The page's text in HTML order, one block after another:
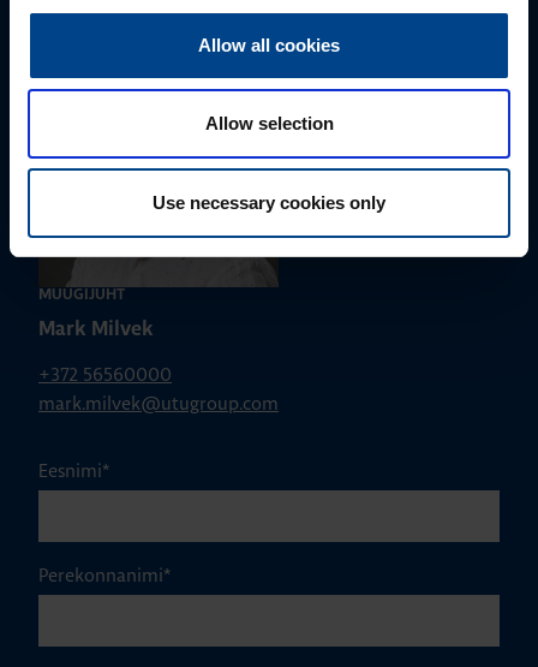
Allow all cookies
Allow selection
Use necessary cookies only
MÜÜGIJUHT
Mark Milvek
+372 56560000
mark.milvek@utugroup.com
Eesnimi*
Perekonnanimi*